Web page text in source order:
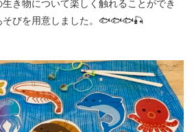
き物について楽しく触れることができ
そびを用意しました。🐟🐟🐟🎣